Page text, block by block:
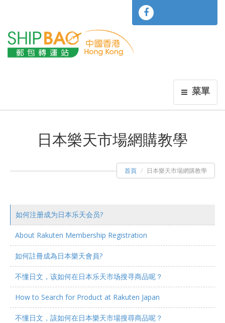
菜單
日本樂天市場網購教學
首頁 日本樂天市場網購教學
如何注册成为日本乐天会员?
About Rakuten Membership Registration
如何註冊成為日本樂天會員?
不懂日文，该如何在日本乐天市场搜寻商品呢？
How to Search for Product at Rakuten Japan
不懂日文，該如何在日本樂天市場搜尋商品呢？